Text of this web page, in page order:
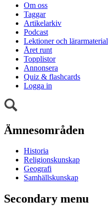
Om oss
Taggar
Artikelarkiv
Podcast
Lektioner och lärarmaterial
Året runt
Topplistor
Annonsera
Quiz & flashcards
Logga in
Ämnesområden
Historia
Religionskunskap
Geografi
Samhällskunskap
Secondary menu